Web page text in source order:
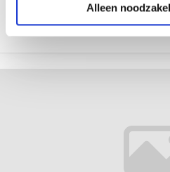
Alleen